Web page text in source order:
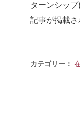
ターンシッ
記事が掲載さ
カテゴリー：